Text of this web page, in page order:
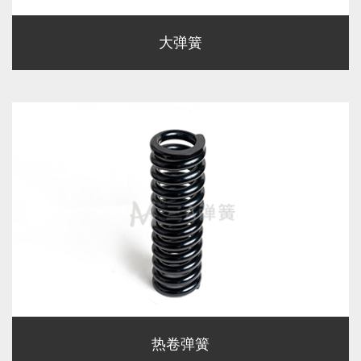
大弹簧
热卷弹簧